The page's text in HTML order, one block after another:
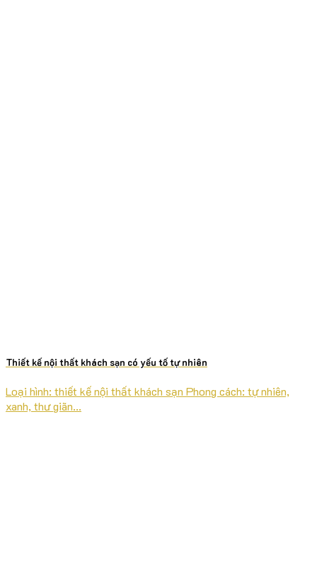
Thiết kế nội thất khách sạn có yếu tố tự nhiên
Loại hình: thiết kế nội thất khách sạn Phong cách: tự nhiên,
xanh, thư giãn...